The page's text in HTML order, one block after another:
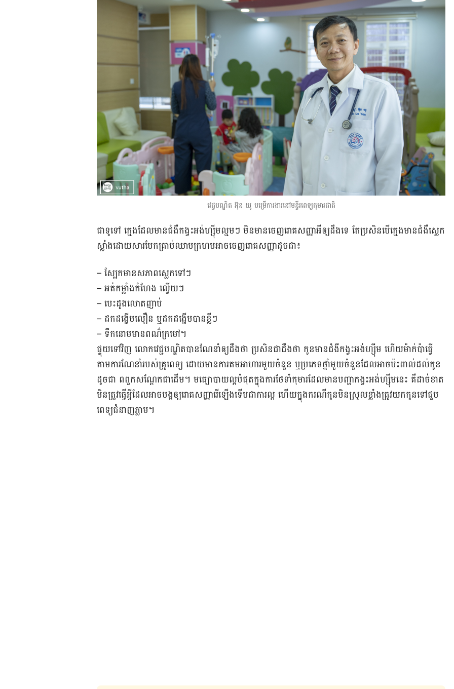
វេជ្ជបណ្ឌិត អ៊ុន យូ បម្រើការងារនៅមន្ទីរពេទ្យកុមារជាតិ
ជា​ទូទៅ ក្មេង​ដែល​មាន​ជំងឺ​កង្វះ​អង់ហ្ស៊ីម​ល្មមៗ​ មិន​មាន​ចេញ​រោគ​សញ្ញា​អី​ឲ្យ​ដឹង​ទេ តែ​ប្រសិន​បើ​ក្មេង​មាន​ជំងឺ​ស្លេក​
ស្លាំង​ដោយ​សារ​បែក​គ្រាប់​ឈាម​ក្រហម​អាច​ចេញ​រោគ​សញ្ញា​ដូច​ជា៖
– ស្បែក​មាន​សភាព​ស្លេក​ទៅៗ
– អត់​កម្លាំង​កំហែង ល្វើយៗ
– បេះ​ដូង​លោត​ញាប់
– ដក​ដង្ហើម​លឿន ឬ​ដក​ដង្ហើម​បាន​ខ្លីៗ
– ទឹក​នោម​មាន​ពណ៌​ក្រមៅ។
ផ្ទុយ​ទៅ​វិញ លោក​វេជ្ជបណ្ឌិត​បាន​ណែនាំ​ឲ្យ​ដឹង​ថា ប្រសិន​ជា​ដឹង​ថា កូន​មាន​ជំងឺ​កង្វះ​អង់ហ្ស៊ីម ហើយ​ម៉ាក់​ប៉ា​ធ្វើ​
តាម​ការ​ណែនាំ​របស់​គ្រូពេទ្យ ដោយ​មាន​​ការ​តម​អាហារ​មួយ​ចំនួន ឬ​ប្រភេទ​ថ្នាំ​មួយ​ចំនួន​ដែល​អាច​ប៉ះពាល់​ដល់​កូន​
ដូច​ជា ពពួក​សណ្ដែក​ជាដើម។ មធ្យោបាយ​​​​ល្អ​បំផុត​ក្នុង​ការ​ថែ​ទាំ​កុមារ​ដែល​មាន​បញ្ហា​កង្វះ​អង់ហ្ស៊ីម​នេះ គឺ​ដាច់​ខាត​
មិន​ត្រូវ​ធ្វើ​អ្វី​ដែល​អាច​បង្ក​ឲ្យ​រោគ​សញ្ញា​រើ​ឡើង​ទើប​ជា​ការ​ល្អ ហើយ​ក្នុង​ករណី​កូន​មិន​ស្រួល​ខ្លាំង​ត្រូវ​យក​កូន​ទៅ​ជួប​
ពេទ្យ​ជំនាញ​ភ្លាម។